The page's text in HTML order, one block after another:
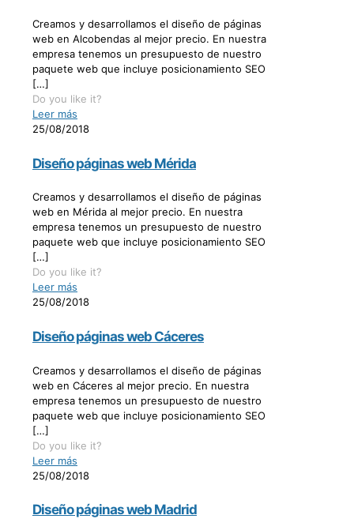
Creamos y desarrollamos el diseño de páginas
web en Alcobendas al mejor precio. En nuestra
empresa tenemos un presupuesto de nuestro
paquete web que incluye posicionamiento SEO
[…]
Do you like it?
Leer más
25/08/2018
Diseño páginas web Mérida
Creamos y desarrollamos el diseño de páginas
web en Mérida al mejor precio. En nuestra
empresa tenemos un presupuesto de nuestro
paquete web que incluye posicionamiento SEO
[…]
Do you like it?
Leer más
25/08/2018
Diseño páginas web Cáceres
Creamos y desarrollamos el diseño de páginas
web en Cáceres al mejor precio. En nuestra
empresa tenemos un presupuesto de nuestro
paquete web que incluye posicionamiento SEO
[…]
Do you like it?
Leer más
25/08/2018
Diseño páginas web Madrid